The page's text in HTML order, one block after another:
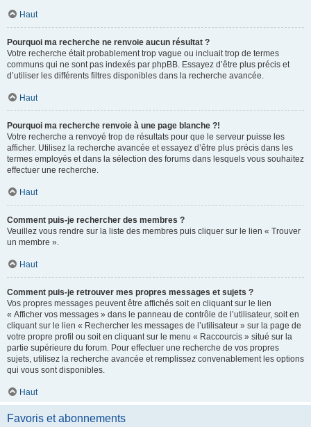
Haut
Pourquoi ma recherche ne renvoie aucun résultat ?
Votre recherche était probablement trop vague ou incluait trop de termes
communs qui ne sont pas indexés par phpBB. Essayez d’être plus précis et
d’utiliser les différents filtres disponibles dans la recherche avancée.
Haut
Pourquoi ma recherche renvoie à une page blanche ?!
Votre recherche a renvoyé trop de résultats pour que le serveur puisse les
afficher. Utilisez la recherche avancée et essayez d’être plus précis dans les
termes employés et dans la sélection des forums dans lesquels vous souhaitez
effectuer une recherche.
Haut
Comment puis-je rechercher des membres ?
Veuillez vous rendre sur la liste des membres puis cliquer sur le lien « Trouver
un membre ».
Haut
Comment puis-je retrouver mes propres messages et sujets ?
Vos propres messages peuvent être affichés soit en cliquant sur le lien
« Afficher vos messages » dans le panneau de contrôle de l’utilisateur, soit en
cliquant sur le lien « Rechercher les messages de l’utilisateur » sur la page de
votre propre profil ou soit en cliquant sur le menu « Raccourcis » situé sur la
partie supérieure du forum. Pour effectuer une recherche de vos propres
sujets, utilisez la recherche avancée et remplissez convenablement les options
qui vous sont disponibles.
Haut
Favoris et abonnements